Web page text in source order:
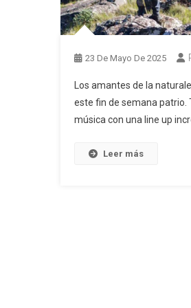
23 De Mayo De 2025
Los amantes de la
este fin de semana patrio.
música con una line up
Leer más